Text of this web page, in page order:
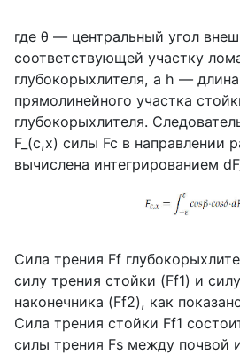
где θ — центральный угол
соответствующей участку
глубокорыхлителя, а h —
прямолинейного участка
глубокорыхлителя.
F_(c,x) силы Fc в направлении
вычислена интегрированием dF
Сила трения Ff
силу трения стойки (Ff1) и
наконечника (Ff2), как
Сила трения стойки Ff1
силы трения Fs между почвой